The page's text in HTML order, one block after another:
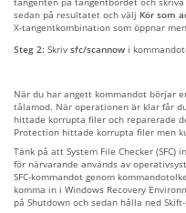
sedan på resultatet och välj Kör som
X-tangentkombination som öppnar
Steg 2: Skriv sfc/scannow i
När du har angett kommandot börjar
tålamod. När operationen är klar får
hittade korrupta filer och reparerade
Protection hittade korrupta filer men
Tänk på att System File Checker
för närvarande används av
SFC-kommandot genom
komma in i Windows Recovery
på Shutdown och sedan hålla ned